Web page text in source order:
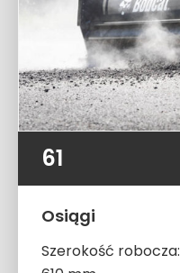
61
Osiągi
Szerokość robocza: